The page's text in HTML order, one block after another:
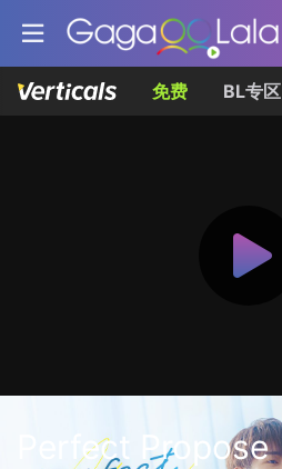
免费 BL专区
Perfect Propose